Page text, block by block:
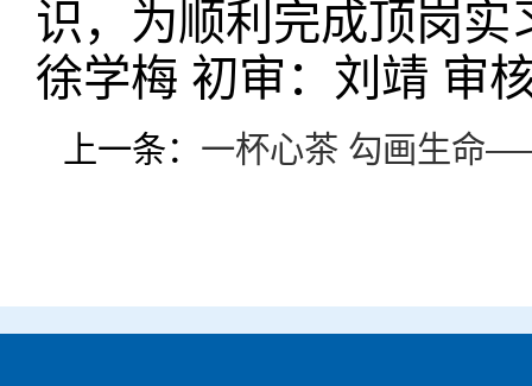
识，为顺利完成顶岗
徐学梅 初审：刘靖 审
上一条： 一杯心茶 勾画生命